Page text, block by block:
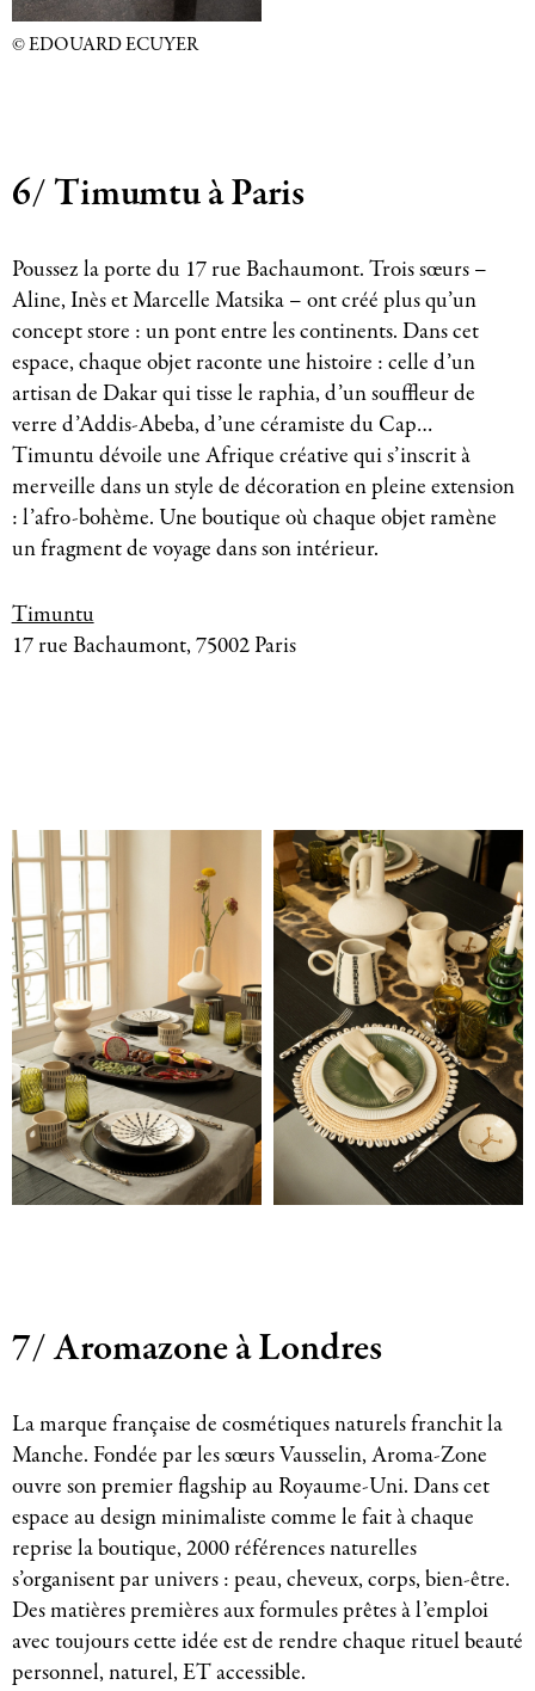
© EDOUARD ECUYER
6/ Timumtu à Paris
Poussez la porte du 17 rue Bachaumont. Trois sœurs –
Aline, Inès et Marcelle Matsika – ont créé plus qu’un
concept store : un pont entre les continents. Dans cet
espace, chaque objet raconte une histoire : celle d’un
artisan de Dakar qui tisse le raphia, d’un souffleur de
verre d’Addis-Abeba, d’une céramiste du Cap…
Timuntu dévoile une Afrique créative qui s’inscrit à
merveille dans un style de décoration en pleine extension
: l’afro-bohème. Une boutique où chaque objet ramène
un fragment de voyage dans son intérieur.
Timuntu
17 rue Bachaumont, 75002 Paris
7/ Aromazone à Londres
La marque française de cosmétiques naturels franchit la
Manche. Fondée par les sœurs Vausselin, Aroma-Zone
ouvre son premier flagship au Royaume-Uni. Dans cet
espace au design minimaliste comme le fait à chaque
reprise la boutique, 2000 références naturelles
s’organisent par univers : peau, cheveux, corps, bien-être.
Des matières premières aux formules prêtes à l’emploi
avec toujours cette idée est de rendre chaque rituel beauté
personnel, naturel, ET accessible.